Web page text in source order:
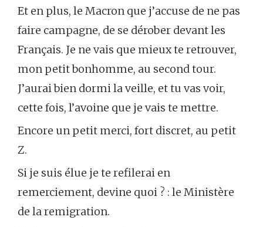
Et en plus, le Macron que j’accuse de ne pas
faire campagne, de se dérober devant les
Français. Je ne vais que mieux te retrouver,
mon petit bonhomme, au second tour.
J’aurai bien dormi la veille, et tu vas voir,
cette fois, l’avoine que je vais te mettre.
Encore un petit merci, fort discret, au petit
Z.
Si je suis élue je te refilerai en
remerciement, devine quoi ? : le Ministère
de la remigration.